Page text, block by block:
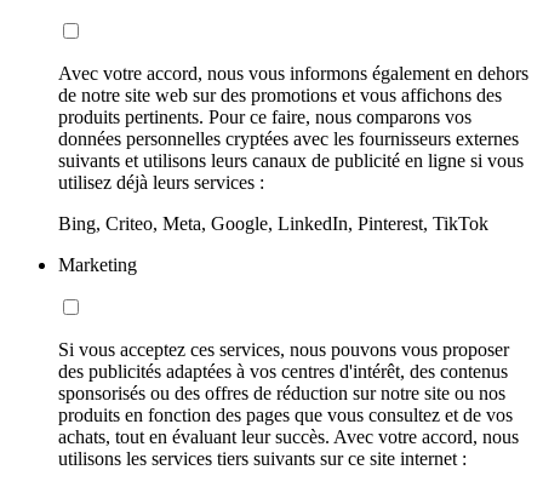
Avec votre accord, nous vous informons également en dehors
de notre site web sur des promotions et vous affichons des
produits pertinents. Pour ce faire, nous comparons vos
données personnelles cryptées avec les fournisseurs externes
suivants et utilisons leurs canaux de publicité en ligne si vous
utilisez déjà leurs services :
Bing, Criteo, Meta, Google, LinkedIn, Pinterest, TikTok
Marketing
Si vous acceptez ces services, nous pouvons vous proposer
des publicités adaptées à vos centres d'intérêt, des contenus
sponsorisés ou des offres de réduction sur notre site ou nos
produits en fonction des pages que vous consultez et de vos
achats, tout en évaluant leur succès. Avec votre accord, nous
utilisons les services tiers suivants sur ce site internet :